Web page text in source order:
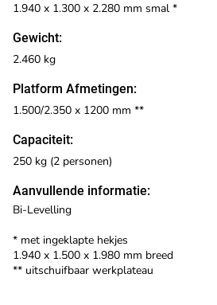
Gewicht:
Platform Afmetingen:
Capaciteit:
1.940 x 1.300 x 2.280 mm smal *
2.460 kg
1.500/2.350 x 1200 mm **
250 kg (2 personen)
Aanvullende informatie:
Bi-Levelling
* met ingeklapte hekjes
1.940 x 1.500 x 1.980 mm breed
** uitschuifbaar werkplateau